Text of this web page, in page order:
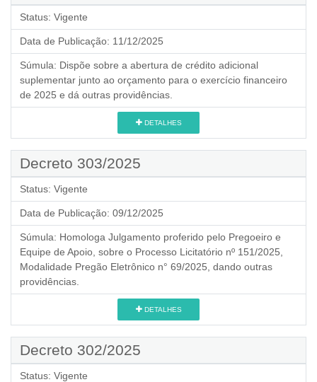
Status: Vigente
Data de Publicação: 11/12/2025
Súmula: Dispõe sobre a abertura de crédito adicional
suplementar junto ao orçamento para o exercício financeiro
de 2025 e dá outras providências.
DETALHES
Decreto 303/2025
Status: Vigente
Data de Publicação: 09/12/2025
Súmula: Homologa Julgamento proferido pelo Pregoeiro e
Equipe de Apoio, sobre o Processo Licitatório nº 151/2025,
Modalidade Pregão Eletrônico n° 69/2025, dando outras
providências.
DETALHES
Decreto 302/2025
Status: Vigente